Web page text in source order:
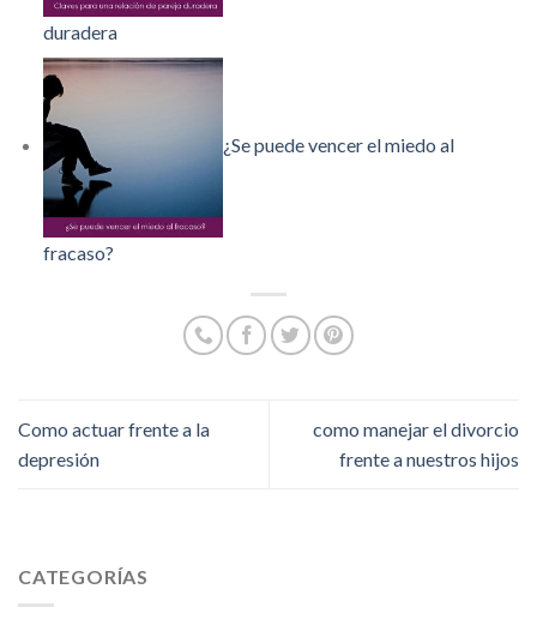
duradera
¿Se puede vencer el miedo al
fracaso?
Como actuar frente a la
depresión
como manejar el divorcio
frente a nuestros hijos
CATEGORÍAS